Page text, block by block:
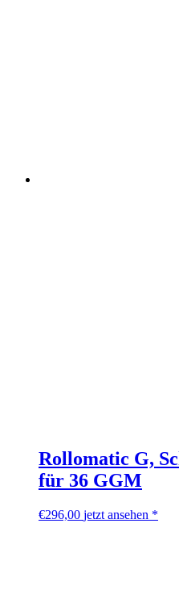
Rollomatic G,
für 36 GGM
€296,00 jetzt ansehen *